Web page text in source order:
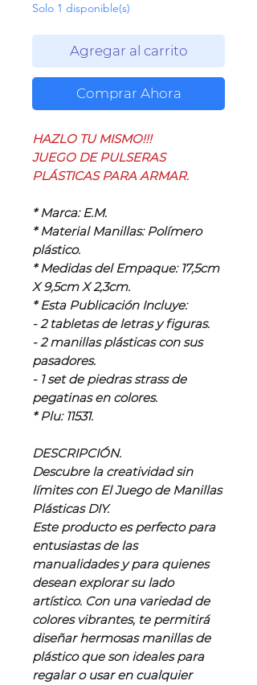
Solo 1 disponible(s)
Agregar al carrito
Comprar Ahora
HAZLO TU MISMO!!!
JUEGO DE PULSERAS
PLÁSTICAS PARA ARMAR.
* Marca: E.M.
* Material Manillas: Polímero
plástico.
* Medidas del Empaque: 17,5cm
X 9,5cm X 2,3cm.
* Esta Publicación Incluye:
- 2 tabletas de letras y figuras.
- 2 manillas plásticas con sus
pasadores.
- 1 set de piedras strass de
pegatinas en colores.
* Plu: 11531.
DESCRIPCIÓN.
Descubre la creatividad sin
límites con El Juego de Manillas
Plásticas DIY.
Este producto es perfecto para
entusiastas de las
manualidades y para quienes
desean explorar su lado
artístico. Con una variedad de
colores vibrantes, te permitirá
diseñar hermosas manillas de
plástico que son ideales para
regalar o usar en cualquier